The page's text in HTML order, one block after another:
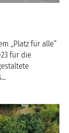
„Platz für alle“
für die